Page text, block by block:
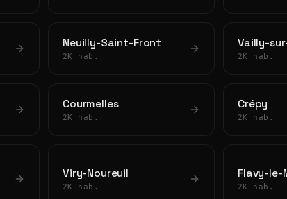
Neuilly-Saint-Front
2K hab.
Vailly-
2K hab.
Courmelles
2K hab.
Crépy
2K hab.
Viry-Noureuil
2K hab.
Flavy-le-
2K hab.